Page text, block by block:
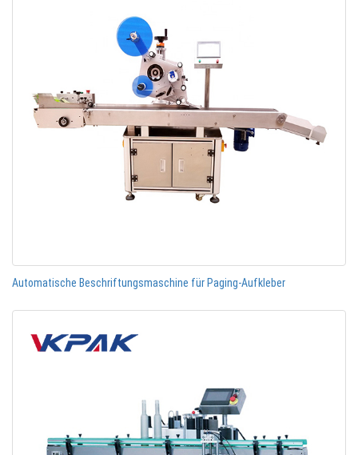
Automatische Beschriftungsmaschine für Paging-Aufkleber